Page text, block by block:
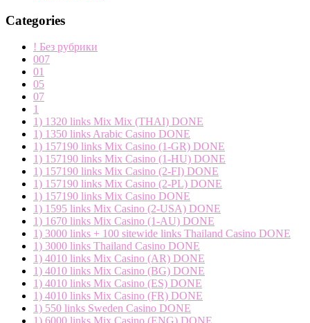
Categories
! Без рубрики
007
01
05
07
1
1) 1320 links Mix Mix (THAI) DONE
1) 1350 links Arabic Casino DONE
1) 157190 links Mix Casino (1-GR) DONE
1) 157190 links Mix Casino (1-HU) DONE
1) 157190 links Mix Casino (2-FI) DONE
1) 157190 links Mix Casino (2-PL) DONE
1) 157190 links Mix Casino DONE
1) 1595 links Mix Casino (2-USA) DONE
1) 1670 links Mix Casino (1-AU) DONE
1) 3000 links + 100 sitewide links Thailand Casino DONE
1) 3000 links Thailand Casino DONE
1) 4010 links Mix Casino (AR) DONE
1) 4010 links Mix Casino (BG) DONE
1) 4010 links Mix Casino (ES) DONE
1) 4010 links Mix Casino (FR) DONE
1) 550 links Sweden Casino DONE